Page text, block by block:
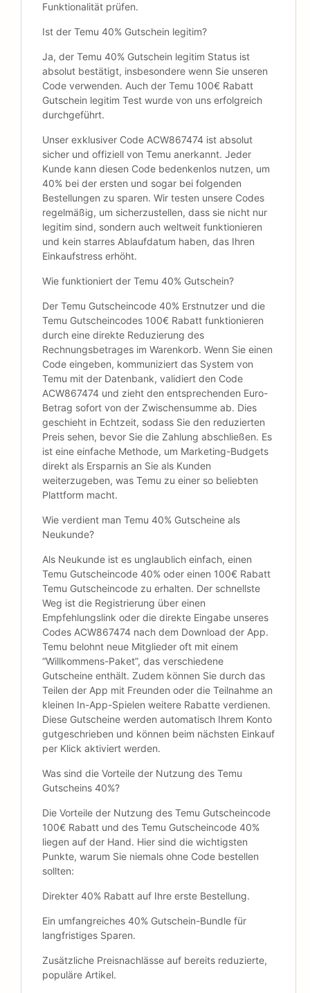
Funktionalität prüfen.
Ist der Temu 40% Gutschein legitim?
Ja, der Temu 40% Gutschein legitim Status ist
absolut bestätigt, insbesondere wenn Sie unseren
Code verwenden. Auch der Temu 100€ Rabatt
Gutschein legitim Test wurde von uns erfolgreich
durchgeführt.
Unser exklusiver Code ACW867474 ist absolut
sicher und offiziell von Temu anerkannt. Jeder
Kunde kann diesen Code bedenkenlos nutzen, um
40% bei der ersten und sogar bei folgenden
Bestellungen zu sparen. Wir testen unsere Codes
regelmäßig, um sicherzustellen, dass sie nicht nur
legitim sind, sondern auch weltweit funktionieren
und kein starres Ablaufdatum haben, das Ihren
Einkaufstress erhöht.
Wie funktioniert der Temu 40% Gutschein?
Der Temu Gutscheincode 40% Erstnutzer und die
Temu Gutscheincodes 100€ Rabatt funktionieren
durch eine direkte Reduzierung des
Rechnungsbetrages im Warenkorb. Wenn Sie einen
Code eingeben, kommuniziert das System von
Temu mit der Datenbank, validiert den Code
ACW867474 und zieht den entsprechenden Euro-
Betrag sofort von der Zwischensumme ab. Dies
geschieht in Echtzeit, sodass Sie den reduzierten
Preis sehen, bevor Sie die Zahlung abschließen. Es
ist eine einfache Methode, um Marketing-Budgets
direkt als Ersparnis an Sie als Kunden
weiterzugeben, was Temu zu einer so beliebten
Plattform macht.
Wie verdient man Temu 40% Gutscheine als
Neukunde?
Als Neukunde ist es unglaublich einfach, einen
Temu Gutscheincode 40% oder einen 100€ Rabatt
Temu Gutscheincode zu erhalten. Der schnellste
Weg ist die Registrierung über einen
Empfehlungslink oder die direkte Eingabe unseres
Codes ACW867474 nach dem Download der App.
Temu belohnt neue Mitglieder oft mit einem
“Willkommens-Paket”, das verschiedene
Gutscheine enthält. Zudem können Sie durch das
Teilen der App mit Freunden oder die Teilnahme an
kleinen In-App-Spielen weitere Rabatte verdienen.
Diese Gutscheine werden automatisch Ihrem Konto
gutgeschrieben und können beim nächsten Einkauf
per Klick aktiviert werden.
Was sind die Vorteile der Nutzung des Temu
Gutscheins 40%?
Die Vorteile der Nutzung des Temu Gutscheincode
100€ Rabatt und des Temu Gutscheincode 40%
liegen auf der Hand. Hier sind die wichtigsten
Punkte, warum Sie niemals ohne Code bestellen
sollten:
Direkter 40% Rabatt auf Ihre erste Bestellung.
Ein umfangreiches 40% Gutschein-Bundle für
langfristiges Sparen.
Zusätzliche Preisnachlässe auf bereits reduzierte,
populäre Artikel.